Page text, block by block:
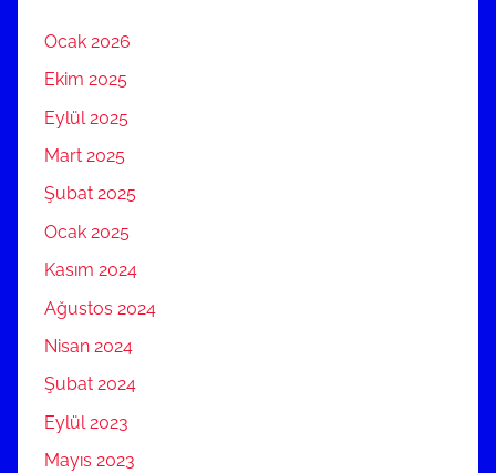
Ocak 2026
Ekim 2025
Eylül 2025
Mart 2025
Şubat 2025
Ocak 2025
Kasım 2024
Ağustos 2024
Nisan 2024
Şubat 2024
Eylül 2023
Mayıs 2023